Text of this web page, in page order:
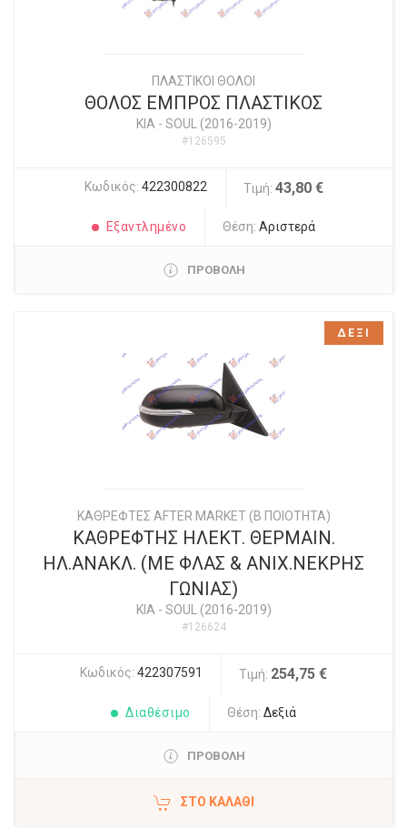
ΠΛΑΣΤΙΚΟΙ ΘΟΛΟΙ
ΘΟΛΟΣ ΕΜΠΡΟΣ ΠΛΑΣΤΙΚΟΣ
KIA - SOUL (2016-2019)
#126595
Κωδικός: 422300822 Τιμή: 43,80 €
Εξαντλημένο Θέση:Αριστερά
ΠΡΟΒΟΛΗ
ΚΑΘΡΕΦΤΕΣ AFTER MARKET (Β ΠΟΙΟΤΗΤΑ)
ΚΑΘΡΕΦΤΗΣ ΗΛΕΚΤ. ΘΕΡΜΑΙΝ.
ΗΛ.ΑΝΑΚΛ. (ΜΕ ΦΛΑΣ & ΑΝΙΧ.ΝΕΚΡΗΣ
ΓΩΝΙΑΣ)
KIA - SOUL (2016-2019)
#126624
Κωδικός: 422307591 Τιμή: 254,75 €
Διαθέσιμο Θέση: Δεξιά
ΠΡΟΒΟΛΗ
ΣΤΟ ΚΑΛΆΘΙ
ΔΕΞΙ